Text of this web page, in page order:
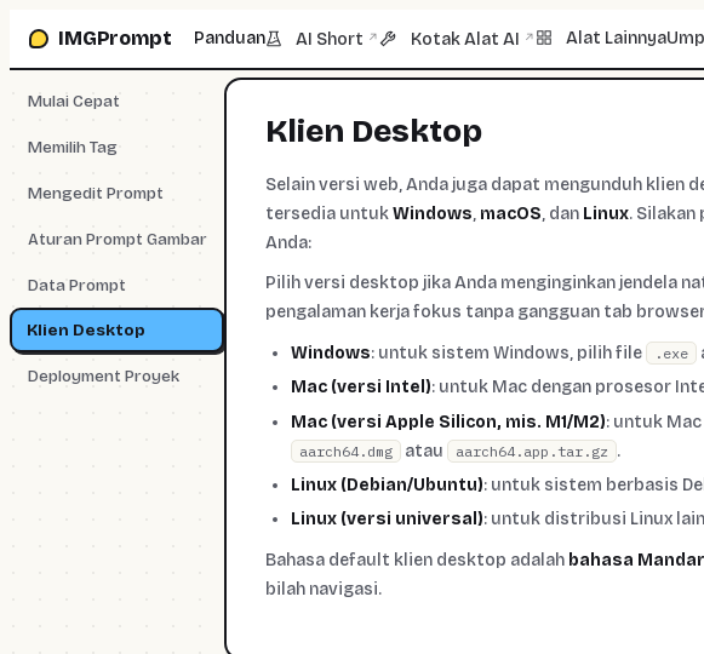
IMGPrompt Panduan AI Short ↗ Kotak Alat AI ↗ Alat Lainnya
Mulai Cepat
Memilih Tag
Mengedit Prompt
Aturan Prompt Gambar
Data Prompt
Klien Desktop
Deployment Proyek
Klien Desktop
Selain versi web, Anda juga dapat mengunduh klien
tersedia untukWindows, macOS, dan Linux.
Anda:
Pilih versi desktop jika Anda menginginkan jendela
pengalaman kerja fokus tanpa gangguan tab
Windows: untuk sistem Windows, pilih file .exe
Mac (versi Intel): untuk Mac dengan prosesor
Mac (versi Apple Silicon, mis. M1/M2): untuk
aarch64.dmg atau aarch64.app.tar.gz .
Linux (Debian/Ubuntu): untuk sistem berbasis
Linux (versi universal): untuk distribusi Linux
Bahasa default klien desktop adalah bahasa
bilah navigasi.